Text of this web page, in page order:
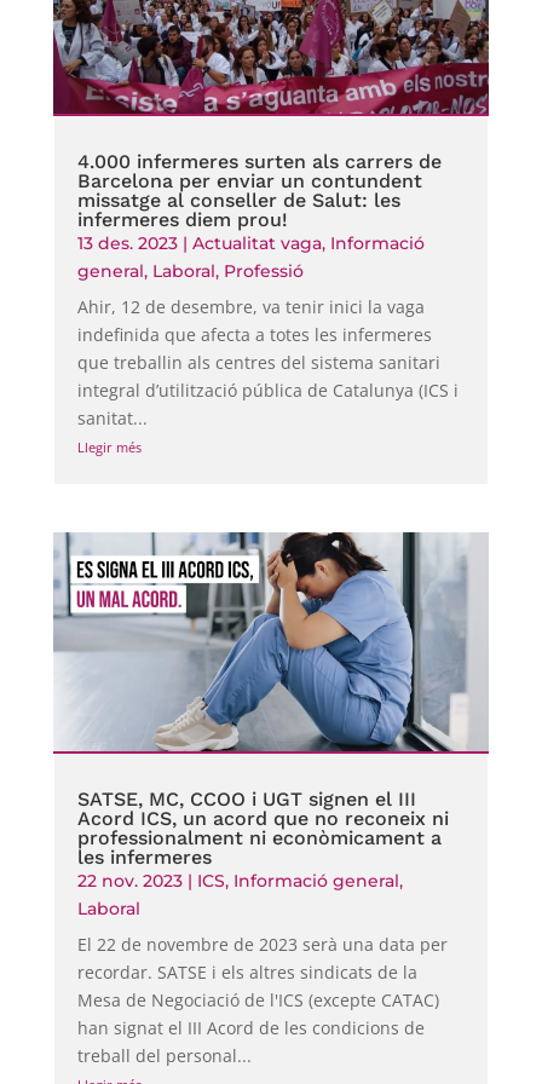
4.000 infermeres surten als carrers de
Barcelona per enviar un contundent
missatge al conseller de Salut: les
infermeres diem prou!
13 des. 2023| Actualitat vaga, Informació
general, Laboral, Professió
Ahir, 12 de desembre, va tenir inici la vaga
indefinida que afecta a totes les infermeres
que treballin als centres del sistema sanitari
integral d’utilització pública de Catalunya (ICS i
sanitat...
Llegir més
SATSE, MC, CCOO i UGT signen el III
Acord ICS, un acord que no reconeix ni
professionalment ni econòmicament a
les infermeres
22 nov. 2023| ICS, Informació general,
Laboral
El 22 de novembre de 2023 serà una data per
recordar. SATSE i els altres sindicats de la
Mesa de Negociació de l'ICS (excepte CATAC)
han signat el III Acord de les condicions de
treball del personal...